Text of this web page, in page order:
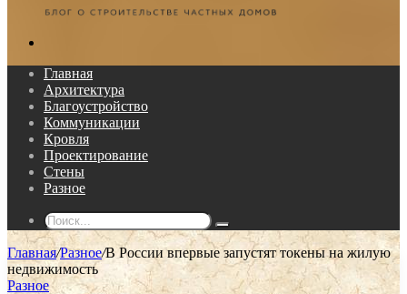
Главная
Архитектура
Благоустройство
Коммуникации
Кровля
Проектирование
Стены
Разное
Поиск...
Главная/Разное/В России впервые запустят токены на жилую
недвижимость
Разное